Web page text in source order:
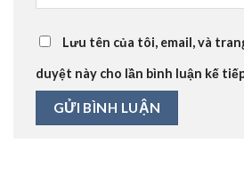
Lưu tên của tôi, email, và
duyệt này cho lần bình luận kế